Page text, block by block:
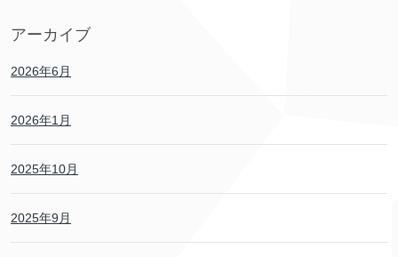
アーカイブ
2026年6月
2026年1月
2025年10月
2025年9月